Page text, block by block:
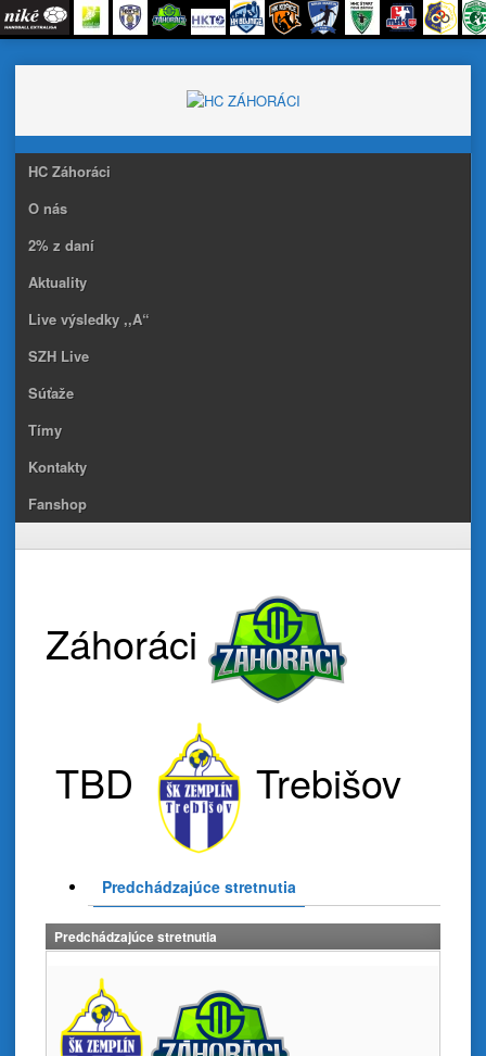
HC Záhoráci
O nás
2% z daní
Aktuality
Live výsledky ,,A“
SZH Live
Súťaže
Tímy
Kontakty
Fanshop
Záhoráci
TBD Trebišov
Predchádzajúce stretnutia
Predchádzajúce stretnutia